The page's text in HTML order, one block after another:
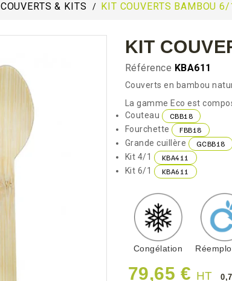
COUVERTS & KITS KIT COUVERTS BAMBOU 6/
KIT
Référence KBA611
Couverts en bambou
La gamme Eco est
Couteau
CBB18
Fourchette FBB18
Grande cuillère GCBB18
Kit 4/1 KBA411
Kit 6/1 KBA611
Congélation
79,65 € HT